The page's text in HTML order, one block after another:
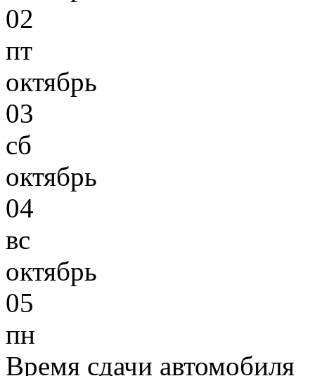
02
пт
октябрь
03
сб
октябрь
04
вс
октябрь
05
пн
Время сдачи автомобиля